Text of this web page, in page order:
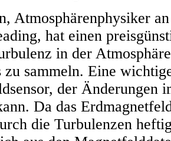
Atmosphärenphysiker
hat einen
in der
zu sammeln. Eine
der Änderungen
Da das
die Turbulenzen